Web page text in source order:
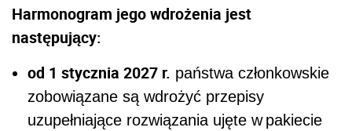
Harmonogram jego wdrożenia jest
następujący:
od 1 stycznia 2027 r. państwa członkowskie
zobowiązane są wdrożyć przepisy
uzupełniające rozwiązania ujęte w pakiecie